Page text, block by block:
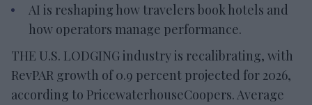
AI is reshaping how travelers book hotels and
how operators manage performance.
THE U.S. LODGING industry is recalibrating, with
RevPAR growth of 0.9 percent projected for 2026,
according to PricewaterhouseCoopers. Average